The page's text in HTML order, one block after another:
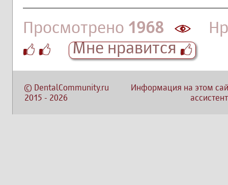
Просмотрено 1968
Мне нравится
© DentalCommunity.ru
2015 - 2026
Информация на этом